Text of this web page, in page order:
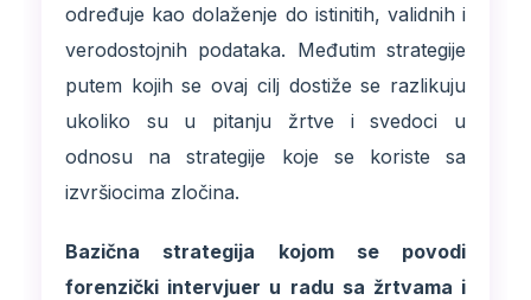
određuje kao dolaženje do istinitih, validnih i
verodostojnih podataka. Međutim strategije
putem kojih se ovaj cilj dostiže se razlikuju
ukoliko su u pitanju žrtve i svedoci u
odnosu na strategije koje se koriste sa
izvršiocima zločina.
Bazična strategija kojom se povodi
forenzički intervjuer u radu sa žrtvama i